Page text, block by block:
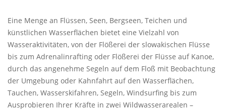
Eine Menge an Flüssen, Seen, Bergseen, Teichen und
künstlichen Wasserflächen bietet eine Vielzahl von
Wasseraktivitäten, von der Flößerei der slowakischen Flüsse
bis zum Adrenalinrafting oder Flößerei der Flüsse auf Kanoe,
durch das angenehme Segeln auf dem Floß mit Beobachtung
der Umgebung oder Kahnfahrt auf den Wasserflächen,
Tauchen, Wasserskifahren, Segeln, Windsurfing bis zum
Ausprobieren Ihrer Kräfte in zwei Wildwasserarealen –